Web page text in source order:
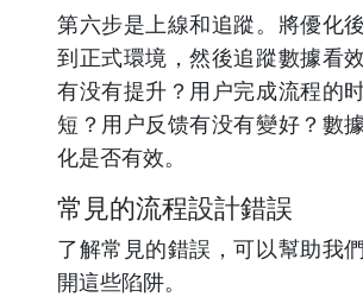
第六步是上線和追蹤。將優化
到正式環境，然後追蹤數據看
有没有提升？用户完成流程的
短？用户反馈有没有變好？數
化是否有效。
常見的流程設計錯誤
了解常見的錯誤，可以幫助我
開這些陷阱。